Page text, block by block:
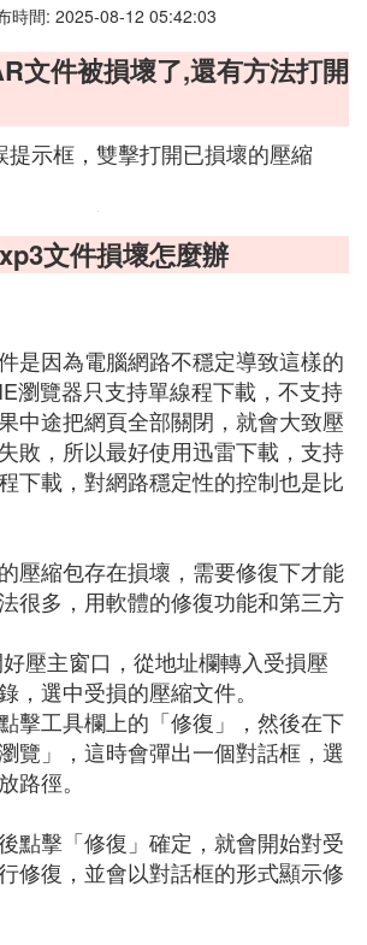
時間: 2025-08-12 05:42:03
文件被損壞了,還有方法打開
提示框，雙擊打開已損壞的壓縮
文件損壞怎麼辦
是因為電腦網路不穩定導致這樣的
瀏覽器只支持單線程下載，不支持
中途把網頁全部關閉，就會大致壓
敗，所以最好使用迅雷下載，支持
下載，對網路穩定性的控制也是比
壓縮包存在損壞，需要修復下才能
很多，用軟體的修復功能和第三方
壓主窗口，從地址欄轉入受損壓
，選中受損的壓縮文件。
擊工具欄上的「修復」，然後在下
覽」，這時會彈出一個對話框，選
路徑。
點擊「修復」確定，就會開始對受
修復，並會以對話框的形式顯示修